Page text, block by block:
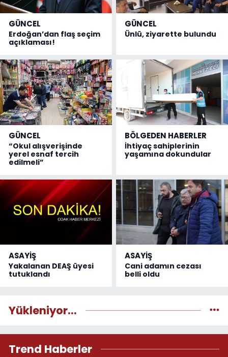
GÜNCEL
Erdoğan’dan flaş seçim
açıklaması!
GÜNCEL
Ünlü, ziyarette bulundu
GÜNCEL
“Okul alışverişinde
yerel esnaf tercih
edilmeli”
BÖLGEDEN HABERLER
İhtiyaç sahiplerinin
yaşamına dokundular
ASAYİŞ
Yakalanan DEAŞ üyesi
tutuklandı
ASAYİŞ
Cani adamın cezası
belli oldu
Yükleniyor...
Trend Haberler